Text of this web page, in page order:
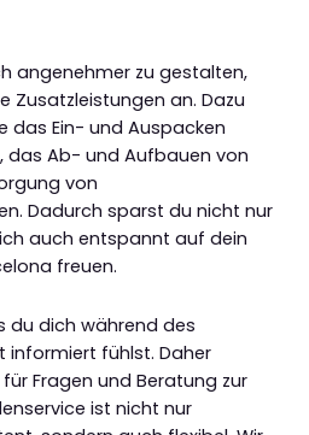
angenehmer zu gestalten,
Zusatzleistungen an. Dazu
das Ein- und Auspacken
das Ab- und Aufbauen von
von
Dadurch sparst du nicht nur
auch entspannt auf dein
freuen.
du dich während des
informiert fühlst. Daher
Fragen und Beratung zur
ist nicht nur